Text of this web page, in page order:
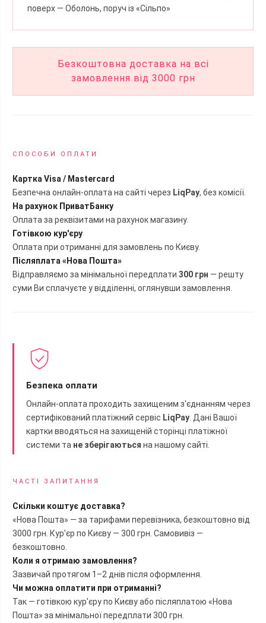
поверх — Оболонь, поруч із «Сільпо»
Безкоштовна доставка на всі
замовлення від 3000 грн
СПОСОБИ ОПЛАТИ
Картка Visa / Mastercard
Безпечна онлайн-оплата на сайті через LiqPay, без комісії.
На рахунок ПриватБанку
Оплата за реквізитами на рахунок магазину.
Готівкою кур'єру
Оплата при отриманні для замовлень по Києву.
Післяплата «Нова Пошта»
Відправляємо за мінімальної передплати 300 грн — решту
суми Ви сплачуєте у відділенні, оглянувши замовлення.
Безпека оплати
Онлайн-оплата проходить захищеним з'єднанням через
сертифікований платіжний сервіс LiqPay . Дані Вашої
картки вводяться на захищеній сторінці платіжної
системи та не зберігаються на нашому сайті.
ЧАСТІ ЗАПИТАННЯ
Скільки коштує доставка?
«Нова Пошта» — за тарифами перевізника, безкоштовно від
3000 грн. Кур'єр по Києву — 300 грн. Самовивіз —
безкоштовно.
Коли я отримаю замовлення?
Зазвичай протягом 1–2 днів після оформлення.
Чи можна оплатити при отриманні?
Так — готівкою кур'єру по Києву або післяплатою «Нова
Пошта» за мінімальної передплати 300 грн.